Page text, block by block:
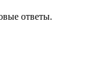
ответы.